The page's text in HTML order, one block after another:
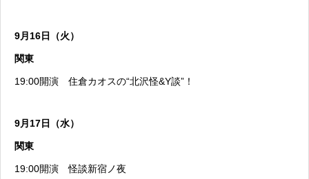
9月16日（火）
関東
19:00開演 住倉カオスの“北沢怪&Y談”！
9月17日（水）
関東
19:00開演怪談新宿ノ夜